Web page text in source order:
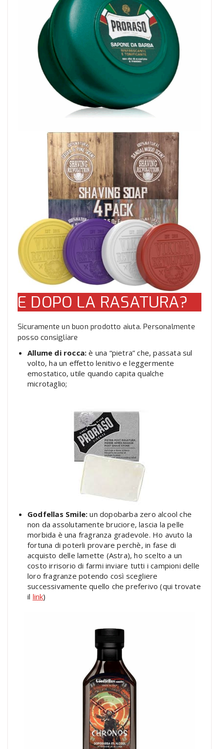
E DOPO LA RASATURA?
Sicuramente un buon prodotto aiuta. Personalmente
posso consigliare
Allume di rocca: è una “pietra” che, passata sul
volto, ha un effetto lenitivo e leggermente
emostatico, utile quando capita qualche
microtaglio;
Godfellas Smile: un dopobarba zero alcool che
non da assolutamente bruciore, lascia la pelle
morbida è una fragranza gradevole. Ho avuto la
fortuna di poterli provare perchè, in fase di
acquisto delle lamette (Astra), ho scelto a un
costo irrisorio di farmi inviare tutti i campioni delle
loro fragranze potendo così scegliere
successivamente quello che preferivo (qui trovate
il link)